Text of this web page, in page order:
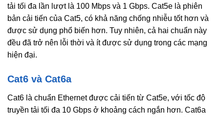
tải tối đa lần lượt là 100 Mbps và 1 Gbps. Cat5e là phiên
bản cải tiến của Cat5, có khả năng chống nhiễu tốt hơn và
được sử dụng phổ biến hơn. Tuy nhiên, cả hai chuẩn này
đều đã trở nên lỗi thời và ít được sử dụng trong các mạng
hiện đại.
Cat6 và Cat6a
Cat6 là chuẩn Ethernet được cải tiến từ Cat5e, với tốc độ
truyền tải tối đa 10 Gbps ở khoảng cách ngắn hơn. Cat6a